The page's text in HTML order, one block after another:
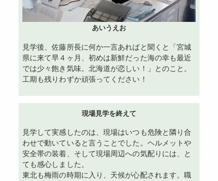
あいうえお
見学後、佐藤所長に何か一言あればと聞くと「宮城
県に来て早４ヶ月、初めは新鮮だった海の幸も最近
では少々飽き気味。北海道が恋しい！」とのこと。
工期も残りわずか頑張ってください！
現場見学を終えて
見学して実感したのは、現場はいつも危険と隣り合
わせで動いていると言うことでした。ヘルメットや
安全帯の装着、そして現場周辺への気配りには、と
ても感心しました。
東北も梅雨の時期に入り、天候が心配されます。職